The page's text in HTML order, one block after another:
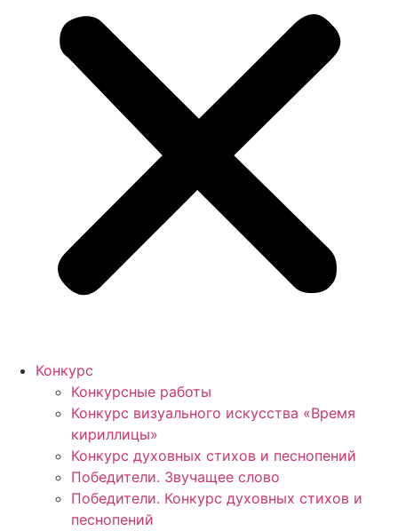
Конкурс
Конкурсные работы
Конкурс визуального искусства «Время
кириллицы»
Конкурс духовных стихов и песнопений
Победители. Звучащее слово
Победители. Конкурс духовных стихов и
песнопений